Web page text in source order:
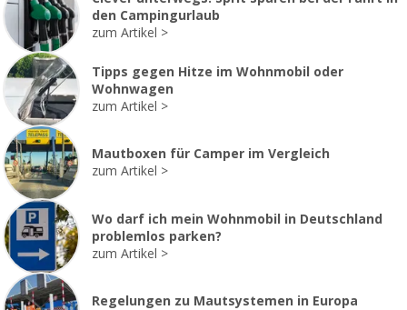
den Campingurlaub
zum Artikel
Tipps gegen Hitze im Wohnmobil oder
Wohnwagen
zum Artikel
Mautboxen für Camper im Vergleich
zum Artikel
Wo darf ich mein Wohnmobil in Deutschland
problemlos parken?
zum Artikel
Regelungen zu Mautsystemen in Europa